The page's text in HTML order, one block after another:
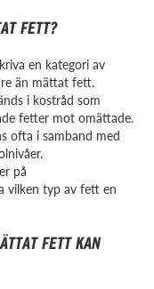
FETT?
en kategori av
än mättat fett.
i kostråd som
fetter mot omättade.
ofta i samband med
på
vilken typ av fett en
FETT KAN